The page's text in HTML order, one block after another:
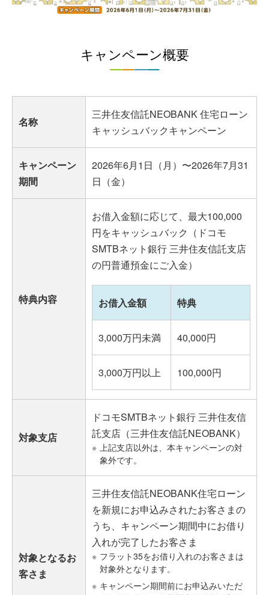
キャンペーン概要
名称
三井住友信託NEOBANK 住宅ローン
キャッシュバックキャンペーン
キャンペーン
期間
2026年6月1日（月）〜2026年7月31
日（金）
特典内容
お借入金額に応じて、最大100,000
円をキャッシュバック（ドコモ
SMTBネット銀行 三井住友信託支店
の円普通預金にご入金）
お借入金額 特典
3,000万円未満 40,000円
3,000万円以上 100,000円
対象支店
ドコモSMTBネット銀行 三井住友信
託支店（三井住友信託NEOBANK）
※ 上記支店以外は、本キャンペーンの対
象外です。
対象となるお
客さま
三井住友信託NEOBANK住宅ローン
を新規にお申込みされたお客さまの
うち、キャンペーン期間中にお借り
入れが完了したお客さま
※ フラット35をお借り入れのお客さまは
対象外となります。
※ キャンペーン期間前にお申込みいただ